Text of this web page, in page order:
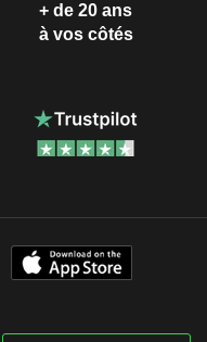
+ de 20 ans
à vos côtés